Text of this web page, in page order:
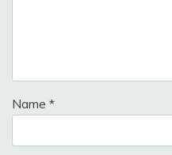
Name *